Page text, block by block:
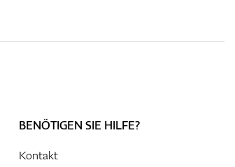
BENÖTIGEN SIE HILFE?
Kontakt